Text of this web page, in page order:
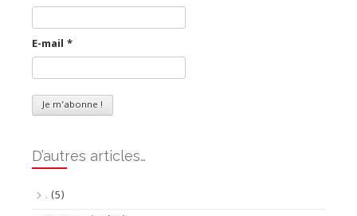
E-mail *
D’autres articles…
. (5)